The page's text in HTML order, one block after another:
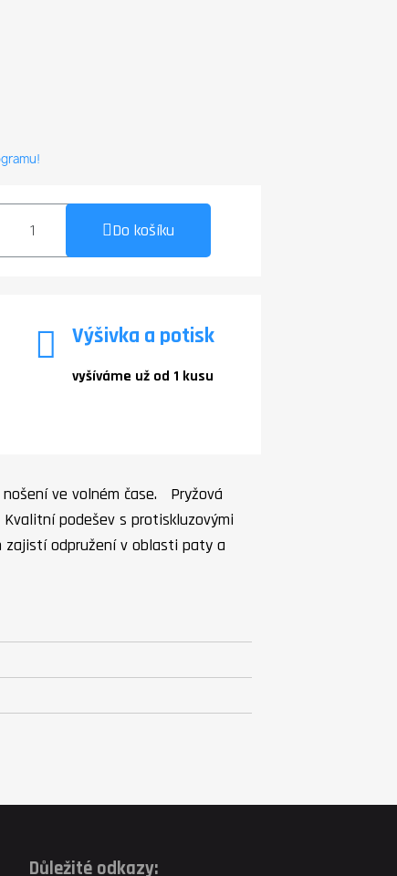
Do košíku
Výšivka a potisk
vyšíváme už od 1 kusu
ve volném čase. Pryžová
podešev s protiskluzovými
odpružení v oblasti paty a
Důležité odkazy: